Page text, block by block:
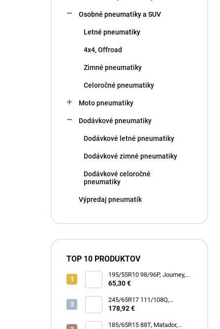
Osobné pneumatiky a SUV
Letné pneumatiky
4x4, Offroad
Zimné pneumatiky
Celoročné pneumatiky
Moto pneumatiky
Dodávkové pneumatiky
Dodávkové letné pneumatiky
Dodávkové zimné pneumatiky
Dodávkové celoročné
pneumatiky
Výpredaj pneumatík
TOP 10 PRODUKTOV
195/55R10 98/96P, Journey,
WR301 TRAIL RUNNER
65,30 €
245/65R17 111/108Q,
BFGoodrich, MUD TERRAIN
178,92 €
185/65R15 88T, Matador,